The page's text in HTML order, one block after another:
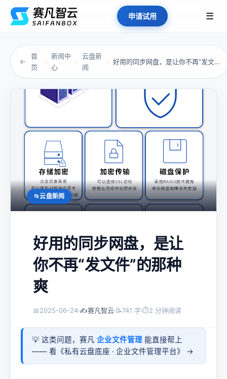
申请试用 ☰
←
首
页
›
新闻中
心
›
云盘新
闻
› 好用的同步网盘，是让你不再“发文件”的那种爽
云盘新闻
好用的同步网盘，是让
你不再“发文件”的那种
爽
📅2025-06-24 ✍️赛凡智云 📝741 字 ⏱2 分钟阅读
💡 这类问题，赛凡 企业文件管理 能直接帮上
—— 看《私有云盘底座 · 企业文件管理平台》 →